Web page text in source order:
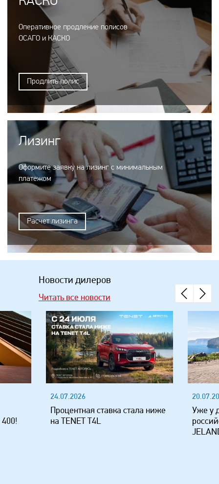
Оперативное продление полисов
ОСАГО и КАСКО
Продлить полис
Лизинг
Оформите заявку на лизинг с минимальным
платежом
Расчет лизинга
Новости дилеров
Читать все новости
24.07.2026
Процентная ставка стала ниже
на TENET T4L
Уже у